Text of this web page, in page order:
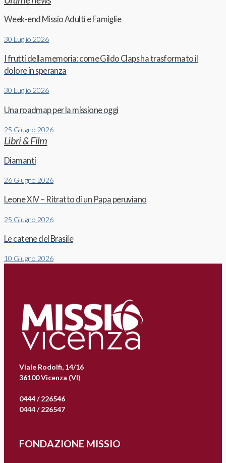
Week-end Missio Adulti e Famiglie
30 Luglio 2026
I frutti della memoria: come Gildo Claps ha trasformato il
dolore in speranza
30 Luglio 2026
Una roadmap per la missione oggi
25 Giugno 2026
Libri & Film
Diamanti
26 Giugno 2026
Leone XIV – Ritratto di un Papa peruviano
25 Giugno 2026
Le catene del Brasile
10 Giugno 2026
Viale Rodolfi, 14/16
36100 Vicenza (VI)
0444 / 226546
0444 / 226547
FONDAZIONE MISSIO